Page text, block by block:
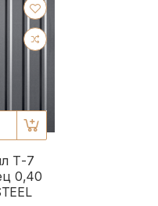
Т-7
0,40